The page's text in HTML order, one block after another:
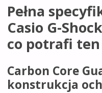
Pełna
Casio G-
co potrafi ten
Carbon Core
konstrukcja